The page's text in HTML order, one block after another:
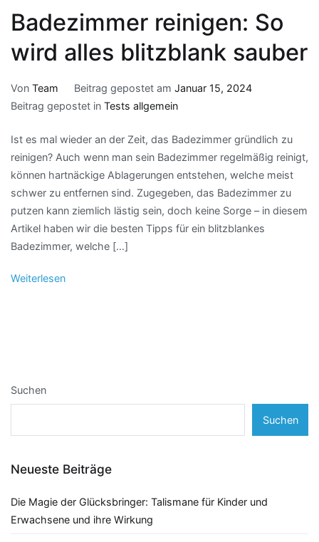
Badezimmer reinigen: So
wird alles blitzblank sauber
Von Team Beitrag gepostet am Januar 15, 2024
Beitrag gepostet in Tests allgemein
Ist es mal wieder an der Zeit, das Badezimmer gründlich zu
reinigen? Auch wenn man sein Badezimmer regelmäßig reinigt,
können hartnäckige Ablagerungen entstehen, welche meist
schwer zu entfernen sind. Zugegeben, das Badezimmer zu
putzen kann ziemlich lästig sein, doch keine Sorge – in diesem
Artikel haben wir die besten Tipps für ein blitzblankes
Badezimmer, welche […]
Weiterlesen
Suchen
Suchen
Neueste Beiträge
Die Magie der Glücksbringer: Talismane für Kinder und
Erwachsene und ihre Wirkung